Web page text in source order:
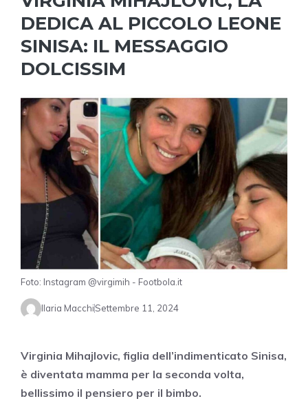
DEDICA AL PICCOLO LEONE
SINISA: IL MESSAGGIO
DOLCISSIM
Foto: Instagram @virgimih - Footbola.it
Ilaria MacchiSettembre 11, 2024
Virginia Mihajlovic, figlia dell’indimenticato Sinisa,
è diventata mamma per la seconda volta,
bellissimo il pensiero per il bimbo.